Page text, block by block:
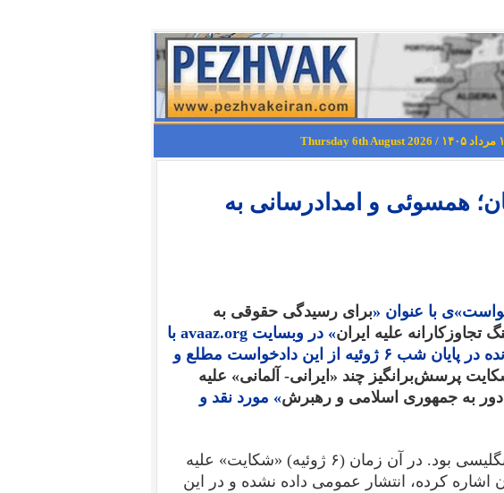
همسوئی و امدادرسانی به
برای رسیدگی حقوقی به
تجاوزکارانه علیه ایران
» در وبسایت avaaz.org با
امضای اولیه ۵۷ نفر انتشار پیدا کرد. نگارنده در پایان شب ۶ ژوئیه از این دادخواست مطلع و
پرسش‌برانگیز چند «ایرانی- آلمانی» علیه
به جمهوری اسلامی و رهبرش» مورد نقد و
دادخواست مورد نظر به زبان آلمانی و انگلیسی بود. در آن زمان (۶ ژوئیه) «شکایت» علیه
کرده، انتشار عمومی داده نشده و در این